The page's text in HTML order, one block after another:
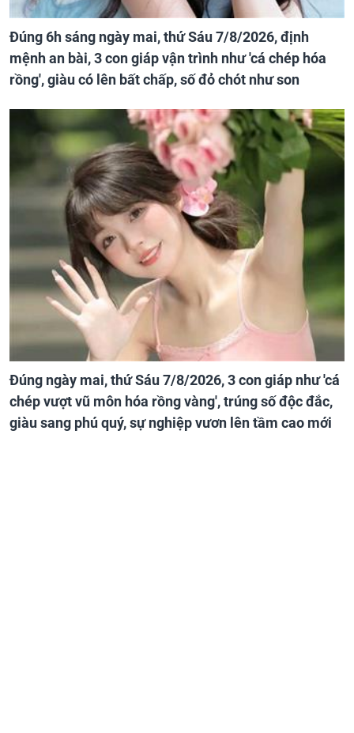
Đúng 6h sáng ngày mai, thứ Sáu 7/8/2026, định
mệnh an bài, 3 con giáp vận trình như 'cá chép hóa
rồng', giàu có lên bất chấp, số đỏ chót như son
Đúng ngày mai, thứ Sáu 7/8/2026, 3 con giáp như 'cá
chép vượt vũ môn hóa rồng vàng', trúng số độc đắc,
giàu sang phú quý, sự nghiệp vươn lên tầm cao mới